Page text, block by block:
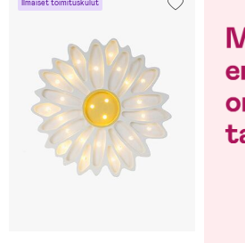
Ilmaiset toimituskulut